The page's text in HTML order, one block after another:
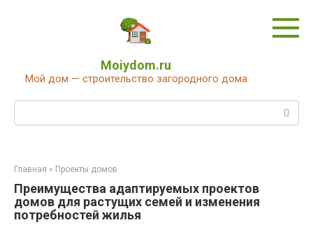
Moiydom.ru
Мой дом — строительство загородного дома
Главная » Проекты домов
Преимущества адаптируемых проектов
домов для растущих семей и изменения
потребностей жилья